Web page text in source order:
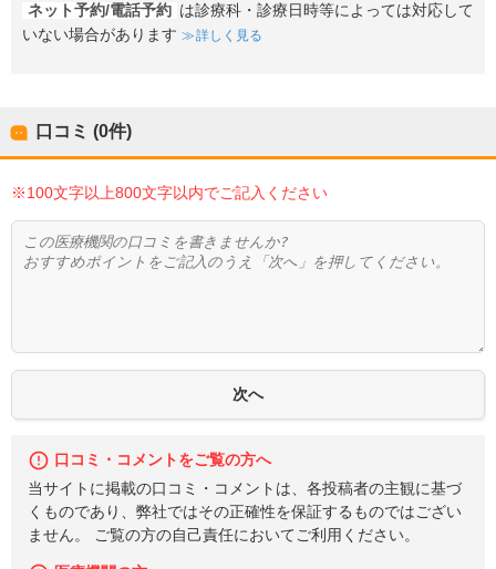
ネット予約/電話予約 は診療科・診療日時等によっては対応して
いない場合があります
詳しく見る
口コミ (0件)
※100文字以上800文字以内でご記入ください
口コミ・コメントをご覧の方へ
当サイトに掲載の口コミ・コメントは、各投稿者の主観に基づ
くものであり、弊社ではその正確性を保証するものではござい
ません。 ご覧の方の自己責任においてご利用ください。